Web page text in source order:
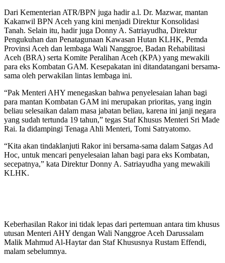
Dari Kementerian ATR/BPN juga hadir a.l. Dr. Mazwar, mantan
Kakanwil BPN Aceh yang kini menjadi Direktur Konsolidasi
Tanah. Selain itu, hadir juga Donny A. Satriayudha, Direktur
Pengukuhan dan Penatagunaan Kawasan Hutan KLHK, Pemda
Provinsi Aceh dan lembaga Wali Nanggroe, Badan Rehabilitasi
Aceh (BRA) serta Komite Peralihan Aceh (KPA) yang mewakili
para eks Kombatan GAM. Kesepakatan ini ditandatangani bersama-
sama oleh perwakilan lintas lembaga ini.
“Pak Menteri AHY menegaskan bahwa penyelesaian lahan bagi
para mantan Kombatan GAM ini merupakan prioritas, yang ingin
beliau selesaikan dalam masa jabatan beliau, karena ini janji negara
yang sudah tertunda 19 tahun,” tegas Staf Khusus Menteri Sri Made
Rai. Ia didampingi Tenaga Ahli Menteri, Tomi Satryatomo.
“Kita akan tindaklanjuti Rakor ini bersama-sama dalam Satgas Ad
Hoc, untuk mencari penyelesaian lahan bagi para eks Kombatan,
secepatnya,” kata Direktur Donny A. Satriayudha yang mewakili
KLHK.
Keberhasilan Rakor ini tidak lepas dari pertemuan antara tim khusus
utusan Menteri AHY dengan Wali Nanggroe Aceh Darussalam
Malik Mahmud Al-Haytar dan Staf Khususnya Rustam Effendi,
malam sebelumnya.